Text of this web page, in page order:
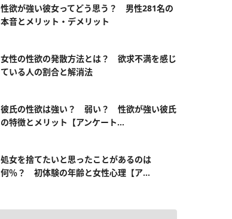
性欲が強い彼女ってどう思う？ 男性281名の
本音とメリット・デメリット
女性の性欲の発散方法とは？ 欲求不満を感じ
ている人の割合と解消法
彼氏の性欲は強い？ 弱い？ 性欲が強い彼氏
の特徴とメリット【アンケート...
処女を捨てたいと思ったことがあるのは
何％？ 初体験の年齢と女性心理【ア...